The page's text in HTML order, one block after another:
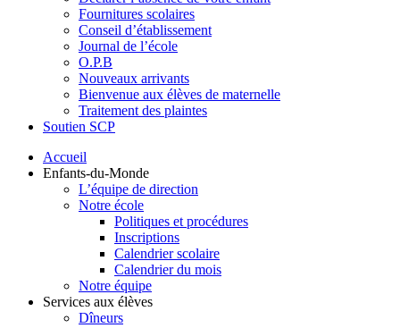
Fournitures scolaires
Conseil d’établissement
Journal de l’école
O.P.B
Nouveaux arrivants
Bienvenue aux élèves de maternelle
Traitement des plaintes
Soutien SCP
Accueil
Enfants-du-Monde
L’équipe de direction
Notre école
Politiques et procédures
Inscriptions
Calendrier scolaire
Calendrier du mois
Notre équipe
Services aux élèves
Dîneurs